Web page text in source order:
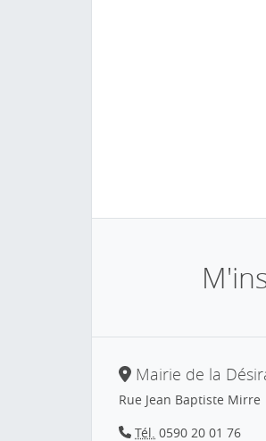
Mairie de la
Rue Jean Baptiste Mirre
Tél. 0590 20 01 76